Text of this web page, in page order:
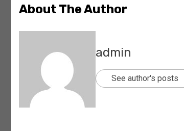
About The Author
admin
See author's posts